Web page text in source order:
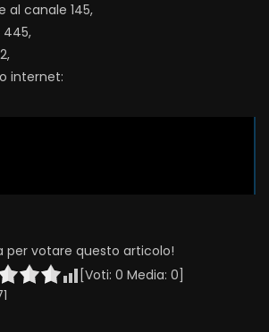
al canale 145,
445,
internet:
per votare questo articolo!
[Voti: 0 Media: 0]